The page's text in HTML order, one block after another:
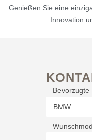
Genießen Sie eine
Innovation
Bevorzugte